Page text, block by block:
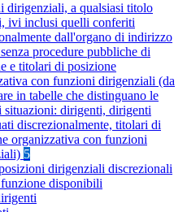
dirigenziali, a qualsiasi titolo
ivi inclusi quelli conferiti
dall'organo di indirizzo
procedure pubbliche di
e titolari di posizione
con funzioni dirigenziali (da
in tabelle che distinguano le
situazioni: dirigenti, dirigenti
discrezionalmente, titolari di
organizzativa con funzioni
5
dirigenziali discrezionali
disponibili